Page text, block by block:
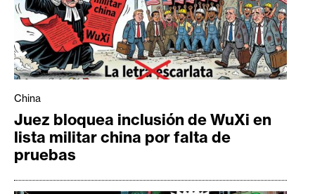
China
Juez bloquea inclusión de WuXi en
lista militar china por falta de
pruebas